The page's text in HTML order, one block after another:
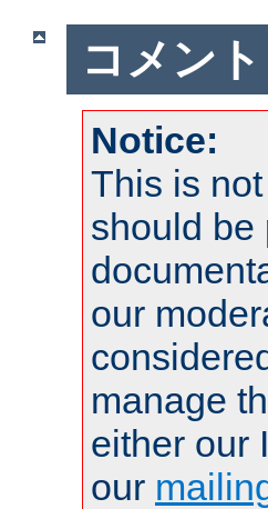
コメント
Notice:
This is
should be
our
manage
either our
our